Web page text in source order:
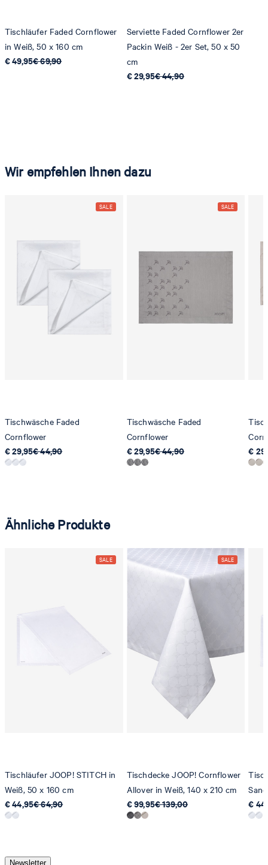
Tischläufer Faded Cornflower
in Weiß, 50 x 160 cm
€ 49,95€ 69,90
Serviette Faded Cornflower 2er
Packin Weiß - 2er Set, 50 x 50
cm
€ 29,95€ 44,90
Wir empfehlen Ihnen dazu
Tischwäsche Faded
Cornflower
€ 29,95€ 44,90
Tischwäsche Faded
Cornflower
€ 29,95€ 44,90
€
Ähnliche Produkte
Tischläufer JOOP! STITCH in
Weiß, 50 x 160 cm
€ 44,95€ 64,90
Tischdecke JOOP! Cornflower
Allover in Weiß, 140 x 210 cm
€ 99,95€ 139,00
€
Newsletter